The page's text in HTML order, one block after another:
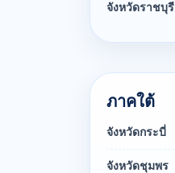
จังหวัดราชบุรี
ภาคใต้
จังหวัดกระบี่
จังหวัดชุมพร